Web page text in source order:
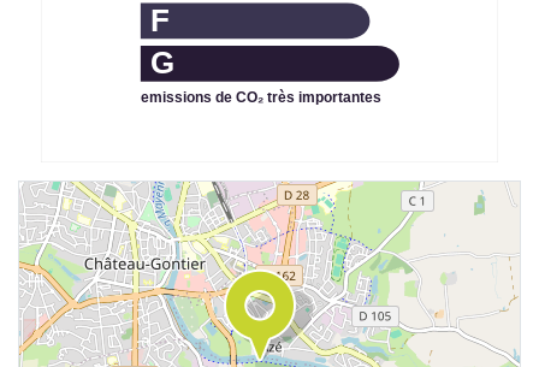
F
G
emissions de CO₂ très importantes